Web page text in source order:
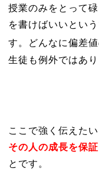
授業のみをとって
を書けばいいとい
す。どんなに偏差
生徒も例外ではあり
ここで強く伝えたい
その人の成長を保
とです。